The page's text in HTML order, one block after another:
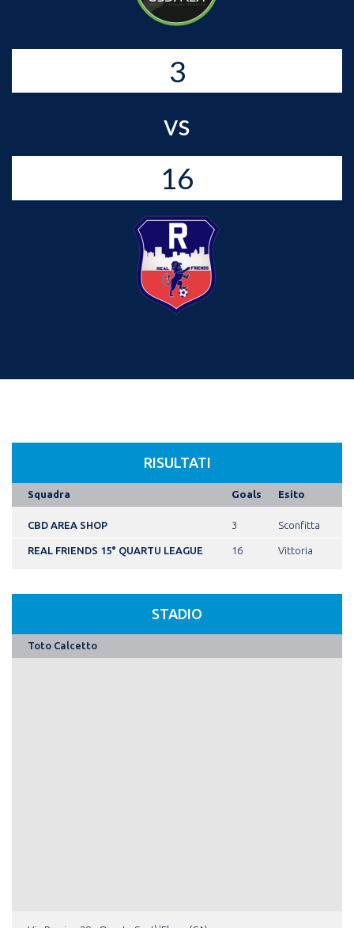
3
vs
16
RISULTATI
Squadra Goals Esito
CBD AREA SHOP 3 Sconfitta
REAL FRIENDS 15° QUARTU LEAGUE 16 Vittoria
STADIO
Toto Calcetto